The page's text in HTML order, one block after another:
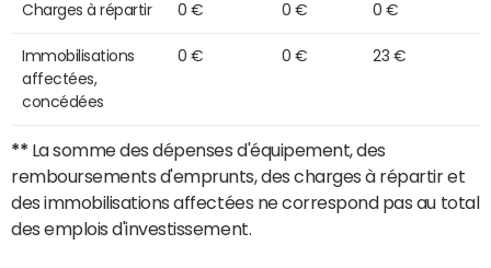
Charges à répartir 0 € 0 € 0 €
Immobilisations
affectées,
concédées
0 € 0 € 23 €
** La somme des dépenses d'équipement, des
remboursements d'emprunts, des charges à répartir et
des immobilisations affectées ne correspond pas au total
des emplois d'investissement.